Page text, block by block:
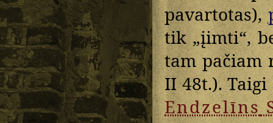
pavartotas),
tik „įimti“,
tam
II 48t.). Taigi
Endzelīns